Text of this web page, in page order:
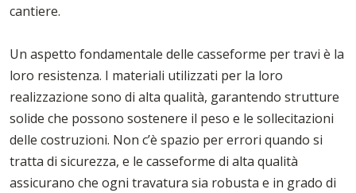
cantiere.
Un aspetto fondamentale delle casseforme per travi è la
loro resistenza. I materiali utilizzati per la loro
realizzazione sono di alta qualità, garantendo strutture
solide che possono sostenere il peso e le sollecitazioni
delle costruzioni. Non c’è spazio per errori quando si
tratta di sicurezza, e le casseforme di alta qualità
assicurano che ogni travatura sia robusta e in grado di